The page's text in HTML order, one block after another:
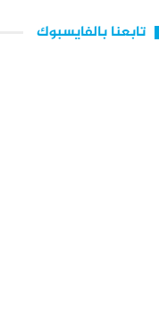
تابعنا بالفايسبوك